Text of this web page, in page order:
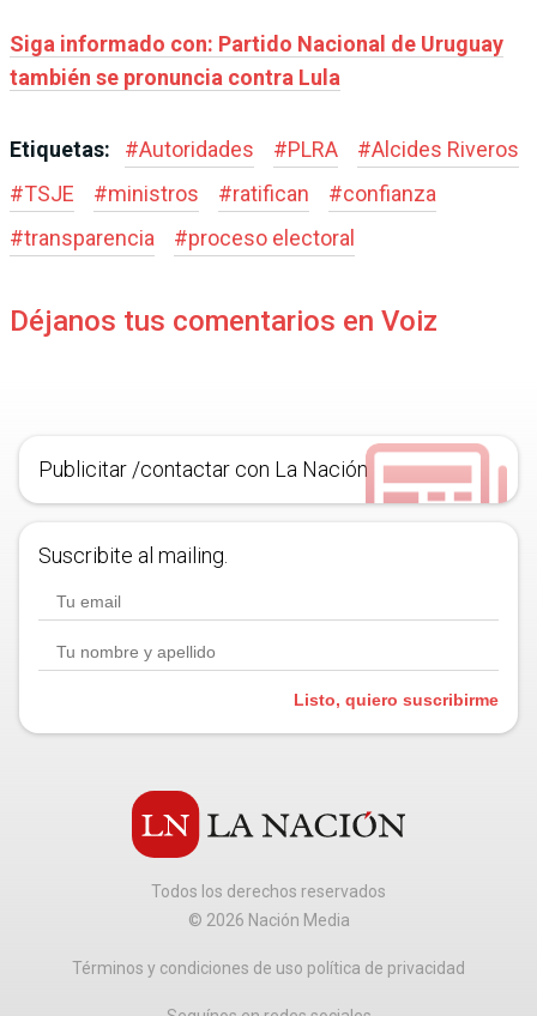
Siga informado con: Partido Nacional de Uruguay
también se pronuncia contra Lula
Etiquetas: #Autoridades #PLRA #Alcides Riveros
#TSJE #ministros #ratifican #confianza
#transparencia #proceso electoral
Déjanos tus comentarios en Voiz
Publicitar /contactar con La Nación
Suscribite al mailing.
Listo, quiero suscribirme
Todos los derechos reservados
© 2026 Nación Media
Términos y condiciones de uso política de privacidad